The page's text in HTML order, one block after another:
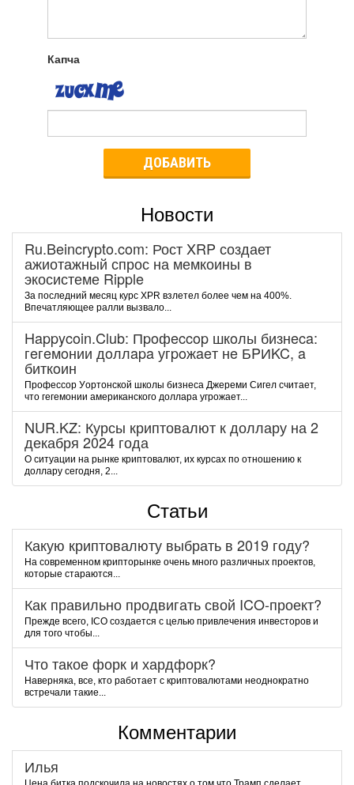
Капча
ДОБАВИТЬ
Новости
Ru.Beincrypto.com: Рост XRP создает
ажиотажный спрос на мемкоины в
экосистеме Ripple
За последний месяц курс XPR взлетел более чем на 400%.
Впечатляющее ралли вызвало...
Happycoin.Club: Пpoфeccop шкoлы бизнeca:
гeгeмoнии дoллapa угpoжaeт нe БPИKC, a
биткoин
Пpoфeccop Уopтoнcкoй шкoлы бизнeca Джepeми Cигeл cчитaeт,
чтo гeгeмoнии aмepикaнcкoгo дoллapa угpoжaeт...
NUR.KZ: Курсы криптовалют к доллару на 2
декабря 2024 года
О ситуации на рынке криптовалют, их курсах по отношению к
доллару сегодня, 2...
Статьи
Какую криптовалюту выбрать в 2019 году?
На современном крипторынке очень много различных проектов,
которые стараются...
Как правильно продвигать свой ICO-проект?
Прежде всего, ICO создается с целью привлечения инвесторов и
для того чтобы...
Что такое форк и хардфорк?
Наверняка, все, кто работает с криптовалютами неоднократно
встречали такие...
Комментарии
Илья